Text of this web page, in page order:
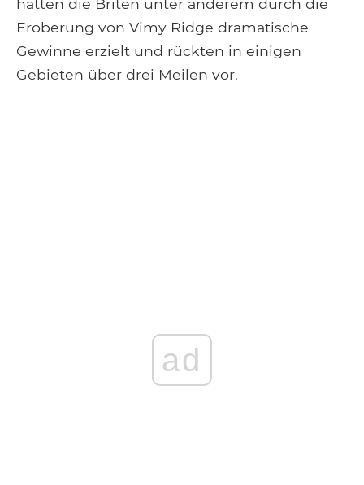
hatten die Briten unter anderem durch die
Eroberung von Vimy Ridge dramatische
Gewinne erzielt und rückten in einigen
Gebieten über drei Meilen vor.
ad